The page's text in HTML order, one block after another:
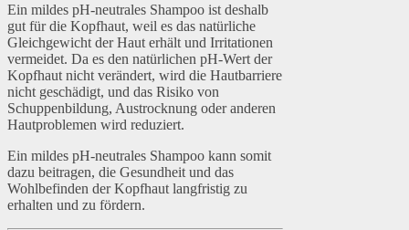
Ein mildes pH-neutrales Shampoo ist deshalb
gut für die Kopfhaut, weil es das natürliche
Gleichgewicht der Haut erhält und Irritationen
vermeidet. Da es den natürlichen pH-Wert der
Kopfhaut nicht verändert, wird die Hautbarriere
nicht geschädigt, und das Risiko von
Schuppenbildung, Austrocknung oder anderen
Hautproblemen wird reduziert.
Ein mildes pH-neutrales Shampoo kann somit
dazu beitragen, die Gesundheit und das
Wohlbefinden der Kopfhaut langfristig zu
erhalten und zu fördern.